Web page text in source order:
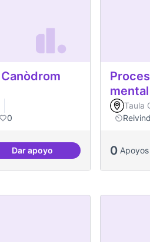
0
Dar apoyoProjecte Memòries del
mental
Taula
0 Apoyos